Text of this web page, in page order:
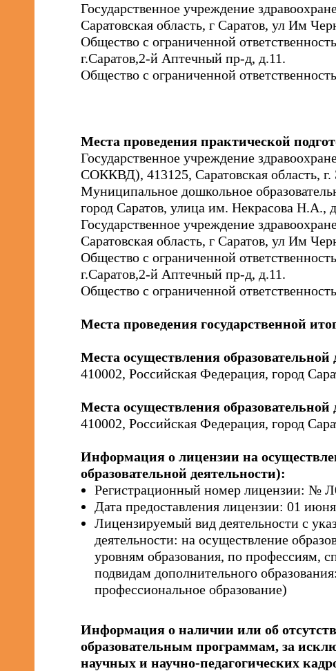
Государственное учреждение
Саратовская область, г Саратов, ул Им
Общество с ограниченной
г.Саратов,2-й Аптечный пр-д, д.11.
Общество с ограниченной
Места проведения практической
Государственное учреждение
СОККВД), 413125, Саратовская область, г.
Муниципальное дошкольное
город Саратов, улица им. Некрасова Н.А.,
Государственное учреждение
Саратовская область, г Саратов, ул Им
Общество с ограниченной
г.Саратов,2-й Аптечный пр-д, д.11.
Общество с ограниченной
Места проведения государственной
Места осуществления
410002, Российская Федерация, город
Места осуществления
410002, Российская Федерация, город
Информация о лицензии на
образовательной деятельности):
Регистрационный номер лицензии: №
Дата предоставления лицензии: 01
Лицензируемый вид деятельности с
деятельности: на осуществление
уровням образования, по профессиям,
подвидам дополнительного
профессиональное образование)
Информация о наличии или об
образовательным программам, за
научных и научно-педагогических